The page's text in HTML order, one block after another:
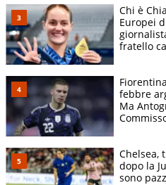
Chi è
Europei
fratello
febbre
Ma
Chelsea,
dopo la
sono